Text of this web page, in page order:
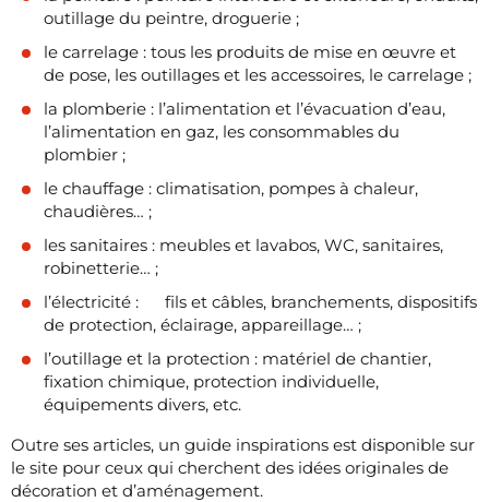
outillage du peintre, droguerie ;
le carrelage : tous les produits de mise en œuvre et
de pose, les outillages et les accessoires, le carrelage ;
la plomberie : l’alimentation et l’évacuation d’eau,
l’alimentation en gaz, les consommables du
plombier ;
le chauffage : climatisation, pompes à chaleur,
chaudières… ;
les sanitaires : meubles et lavabos, WC, sanitaires,
robinetterie… ;
l’électricité : fils et câbles, branchements, dispositifs
de protection, éclairage, appareillage… ;
l’outillage et la protection : matériel de chantier,
fixation chimique, protection individuelle,
équipements divers, etc.
Outre ses articles, un guide inspirations est disponible sur
le site pour ceux qui cherchent des idées originales de
décoration et d’aménagement.